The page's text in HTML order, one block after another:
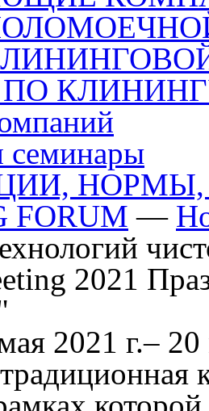
семинары
FORUM —
2021
2021 г.– 20